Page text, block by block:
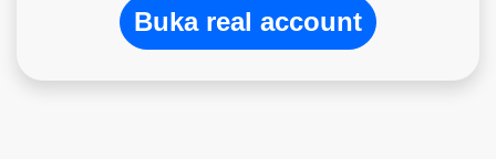
Buka real account